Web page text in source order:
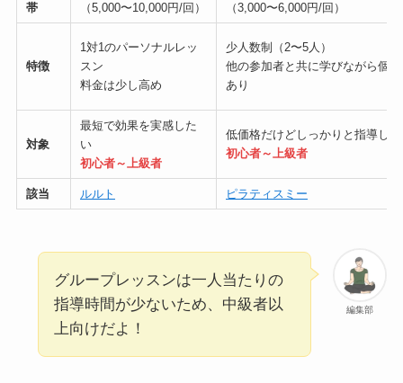
帯
（5,000〜10,000円/回）
（3,000〜6,000円/回）
特徴
1対1のパーソナルレッ
スン
料金は少し高め
少人数制（2〜5人）
他の参加者と共に学びながら個
あり
対象
最短で効果を実感した
い
初心者～上級者
低価格だけどしっかりと指導し
初心者～上級者
該当 ルルト ピラティスミー
編集部
グループレッスンは一人当たりの
指導時間が少ないため、中級者以
上向けだよ！